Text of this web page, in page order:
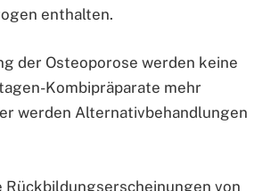
enthalten.
der Osteoporose werden keine
Kombipräparate mehr
werden Alternativbehandlungen
Rückbildungserscheinungen von